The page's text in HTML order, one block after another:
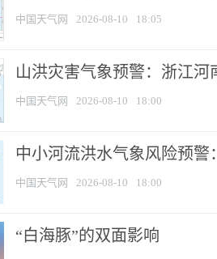
中国天气网 2026-08-10 18:05
山洪灾害气象预警：浙江
中国天气网 2026-08-10 18:00
中小河流洪水气象风险预
中国天气网 2026-08-10 18:00
​“白海豚”的双面影响